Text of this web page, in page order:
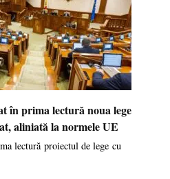
în prima lectură noua lege
aliniată la normele UE
lectură proiectul de lege cu